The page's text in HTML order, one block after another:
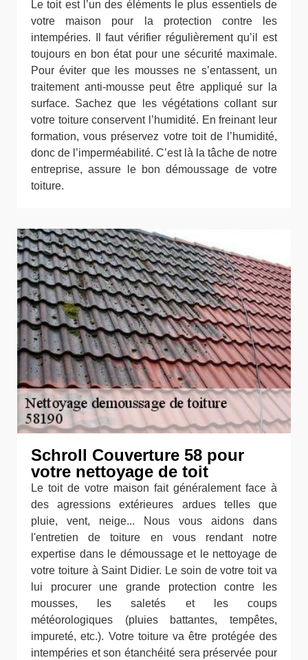
Le toit est l’un des éléments le plus essentiels de
votre maison pour la protection contre les
intempéries. Il faut vérifier régulièrement qu’il est
toujours en bon état pour une sécurité maximale.
Pour éviter que les mousses ne s’entassent, un
traitement anti-mousse peut être appliqué sur la
surface. Sachez que les végétations collant sur
votre toiture conservent l’humidité. En freinant leur
formation, vous préservez votre toit de l’humidité,
donc de l’imperméabilité. C’est là la tâche de notre
entreprise, assure le bon démoussage de votre
toiture.
Schroll Couverture 58 pour
votre nettoyage de toit
Le toit de votre maison fait généralement face à
des agressions extérieures ardues telles que
pluie, vent, neige... Nous vous aidons dans
l'entretien de toiture en vous rendant notre
expertise dans le démoussage et le nettoyage de
votre toiture à Saint Didier. Le soin de votre toit va
lui procurer une grande protection contre les
mousses, les saletés et les coups
météorologiques (pluies battantes, tempêtes,
impureté, etc.). Votre toiture va être protégée des
intempéries et son étanchéité sera préservée pour